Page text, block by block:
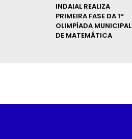
INDAIAL REALIZA
PRIMEIRA FASE DA 1ª
OLIMPÍADA MUNICIPAL
DE MATEMÁTICA